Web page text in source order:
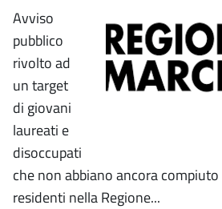
Avviso
pubblico
rivolto ad
un target
di giovani
laureati e
disoccupati
che non abbiano ancora
residenti nella Regione...